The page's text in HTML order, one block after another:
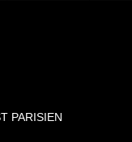
PARISIEN